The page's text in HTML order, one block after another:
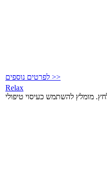
לפרטים נוספים >>
Relax